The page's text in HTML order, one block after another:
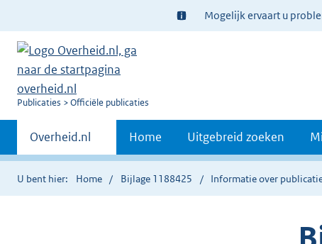
Ter
informatie:
Mogelijk ervaart u
U
Publicaties Officiële publicaties
Primaire
navigatie
Andere
sites
binnen
Overheid.nl Home Uitgebreid zoeken
U bent hier: Home Bijlage 1188425 Informatie over